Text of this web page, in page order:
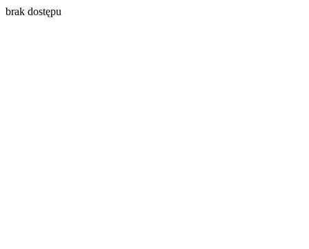
brak dostępu